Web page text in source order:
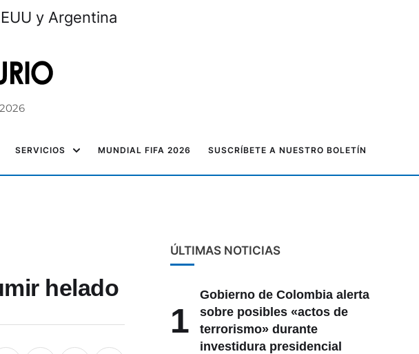
y Argentina
SERVICIOS MUNDIAL FIFA 2026 SUSCRÍBETE A NUESTRO BOLETÍN
helado
ÚLTIMAS NOTICIAS
1
Gobierno de Colombia alerta
sobre posibles «actos de
terrorismo» durante
investidura presidencial